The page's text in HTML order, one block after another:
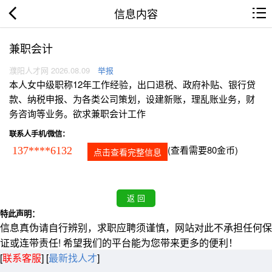
信息内容
兼职会计
濮阳人才网 2026.08.09 举报
本人女中级职称12年工作经验，出口退税、政府补贴、银行贷
款、纳税申报、为各类公司策划，设建新账，理乱账业务，财
务咨询等业务。欲求兼职会计工作
联系人手机/微信：
137****6132 点击查看完整信息 (查看需要80金币)
特此声明：
信息真伪请自行辨别，求职应聘须谨慎，网站对此不承担任何保
证或连带责任! 希望我们的平台能为您带来更多的便利！
[联系客服] [最新找人才]